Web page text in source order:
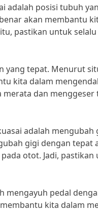
adalah posisi tubuh
akan membantu
pastikan untuk
tepat. Menurut
kita dalam
dan
adalah mengubah
gigi dengan tepat
otot. Jadi,
mengayuh pedal
kita dalam